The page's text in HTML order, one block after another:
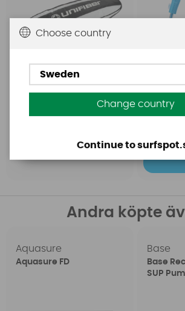
fr. 1399 SEK
Köp!
fr.
Andra köpte
Aquasure
Aquasure FD
Base
Base
SUP
Choose country
Sweden
Change country
Continue to